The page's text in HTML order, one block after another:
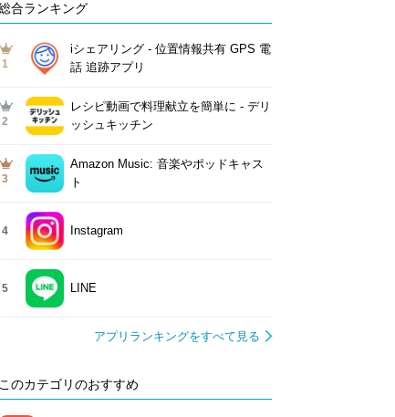
合ランキング
1
iシェアリング - 位置情報共有 GPS 電
話 追跡アプリ
2
レシピ動画で料理献立を簡単‪に - デリ
ッシュキッチン
3
Amazon Music: 音楽やポッドキャス
ト
4 Instagram
5 LINE
アプリランキングをすべて見る
このカテゴリのおすすめ